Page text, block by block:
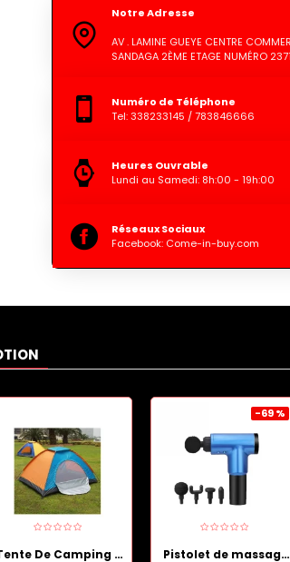
Notre Adresse
AV . LAMINE GUEYE CENTRE
SANDAGA 2ÈME ETAGE NUMÉRO 2371
Numéro de Téléphone
Tel: 338233145 / 783846666
Heures Ouvrable
Lundi au Samedi: 8h:00 - 19h:00
Réseaux Sociaux
Facebook: Come-in-buy.com
Tente De Camping Portable et Démontable 3 places.
-69 %
Pistolet de massage de récupération musculaire Bleu